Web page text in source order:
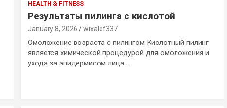
HEALTH & FITNESS
Результаты пилинга с кислотой
January 8, 2026 wixalef337
Омоложение возраста с пилингом Кислотный пилинг
является химической процедурой для омоложения и
ухода за эпидермисом лица.…